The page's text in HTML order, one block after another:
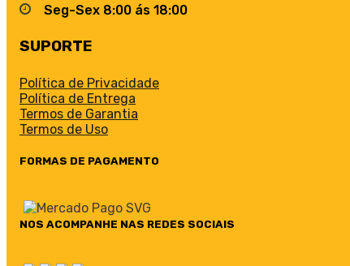
Seg-Sex 8:00 ás 18:00
SUPORTE
Política de Privacidade
Política de Entrega
Termos de Garantia
Termos de Uso
FORMAS DE PAGAMENTO
NOS ACOMPANHE NAS REDES SOCIAIS